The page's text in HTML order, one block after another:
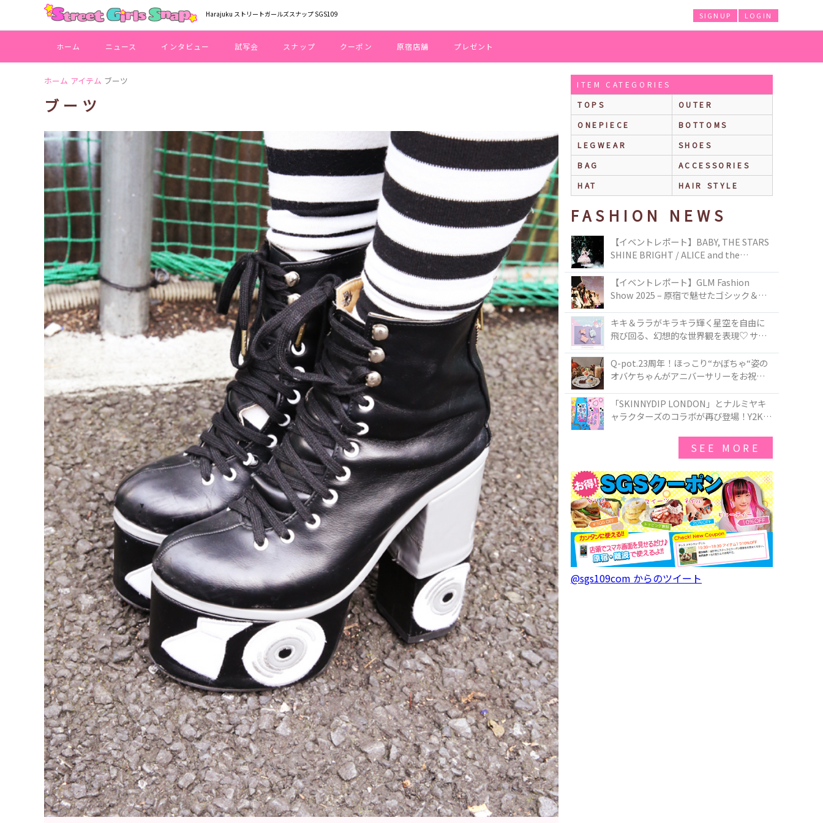
Harajuku ストリートガールズスナップ SGS109 LOGIN
SIGNUP
ホーム ニュース インタビュー 試写会 スナップ クーポン 原宿店舗 プレゼント
ホーム アイテム ブーツ
ブーツ
ITEM CATEGORIES
TOPS
OUTER
ONEPIECE
BOTTOMS
LEGWEAR
SHOES
BAG
ACCESSORIES
HAT
HAIR STYLE
FASHION NEWS
【イベントレポート】BABY, THE STARS
SHINE BRIGHT / ALICE and the
TOKYO
【イベントレポート】GLM Fashion
Show 2025 – 原宿で魅せたゴシック＆ロ
キキ＆ララがキラキラ輝く星空を自由に
飛び回る、幻想的な世界観を表現♡ サマ
50周年アニバーサリーイヤー』を記念し
たコレクションが登場
Q-pot.23周年！ほっこり“かぼちゃ“姿の
オバケちゃんがアニバーサリーをお祝い
ー」が新発売！Q-pot CAFE.では「かぼち
ゃのオバケーキプレート」も登場
「SKINNYDIP LONDON」とナルミヤキ
ャラクターズのコラボが再び登場！Y2Kム
SEE MORE
@sgs109com からのツイート